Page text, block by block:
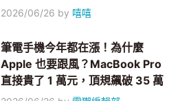
2026/06/26 by 嘻嘻
筆電手機今年都在漲！為什麼
Apple 也要跟風？MacBook Pro
直接貴了 1 萬元，頂規飆破 35 萬